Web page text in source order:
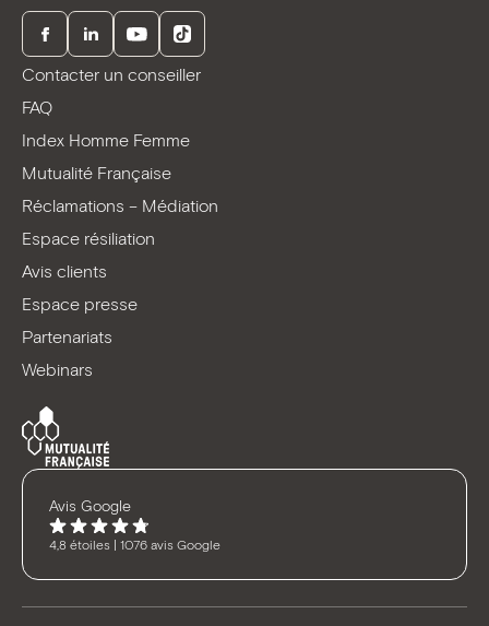
FacebookLinkedInYoutubeTikTok
Contacter un conseiller
FAQ
Index Homme Femme
Mutualité Française
Réclamations – Médiation
Espace résiliation
Avis clients
Espace presse
Partenariats
Webinars
Avis Google
4,8 étoiles | 1076 avis Google